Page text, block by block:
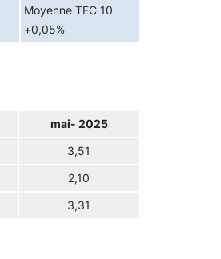
Moyenne TEC 10
+0,05%
mai- 2025
3,51
2,10
3,31